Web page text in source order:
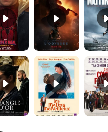
Les Matins merveilleux Bande-annonce VF